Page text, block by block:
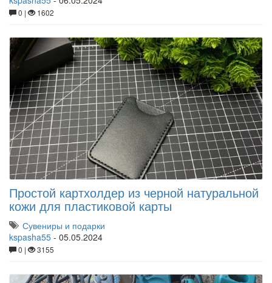
0 | 1602
Простой картхолдер из черной натуральной
кожи для пластиковой карты
Сувениры и подарки
kspasha55 - 05.05.2024
0 | 3155